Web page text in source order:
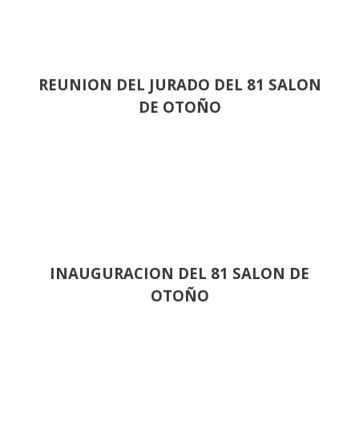
REUNION DEL JURADO DEL 81 SALON
DE OTOÑO
INAUGURACION DEL 81 SALON DE
OTOÑO